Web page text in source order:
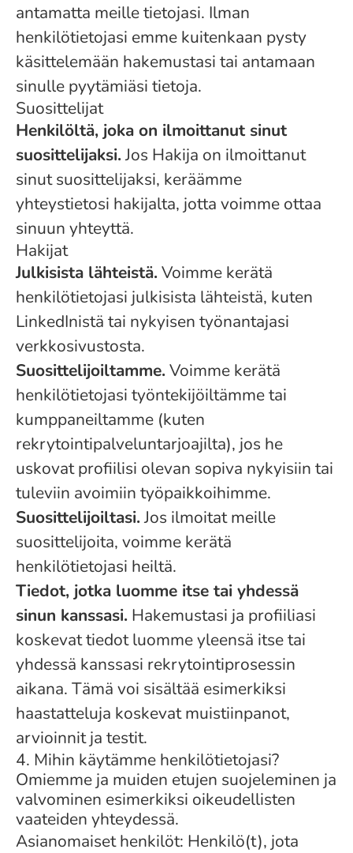
antamatta meille tietojasi. Ilman
henkilötietojasi emme kuitenkaan pysty
käsittelemään hakemustasi tai antamaan
sinulle pyytämiäsi tietoja.
Suosittelijat
Henkilöltä, joka on ilmoittanut sinut
suosittelijaksi.Jos Hakija on ilmoittanut
sinut suosittelijaksi, keräämme
yhteystietosi hakijalta, jotta voimme ottaa
sinuun yhteyttä.
Hakijat
Julkisista lähteistä.Voimme kerätä
henkilötietojasi julkisista lähteistä, kuten
LinkedInistä tai nykyisen työnantajasi
verkkosivustosta.
Suosittelijoiltamme.Voimme kerätä
henkilötietojasi työntekijöiltämme tai
kumppaneiltamme (kuten
rekrytointipalveluntarjoajilta), jos he
uskovat profiilisi olevan sopiva nykyisiin tai
tuleviin avoimiin työpaikkoihimme.
Suosittelijoiltasi.Jos ilmoitat meille
suosittelijoita, voimme kerätä
henkilötietojasi heiltä.
Tiedot, jotka luomme itse tai yhdessä
sinun kanssasi. Hakemustasi ja profiiliasi
koskevat tiedot luomme yleensä itse tai
yhdessä kanssasi rekrytointiprosessin
aikana. Tämä voi sisältää esimerkiksi
haastatteluja koskevat muistiinpanot,
arvioinnit ja testit.
4. Mihin käytämme henkilötietojasi?
Omiemme ja muiden etujen suojeleminen ja
valvominen esimerkiksi oikeudellisten
vaateiden yhteydessä.
Asianomaiset henkilöt: Henkilö(t), jota